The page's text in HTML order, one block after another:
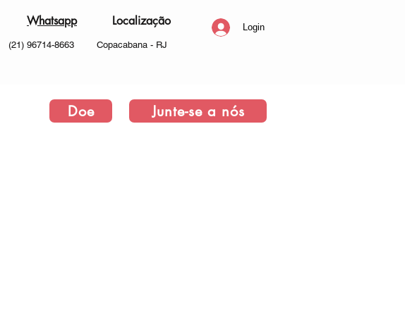
Whatsapp
(21) 96714-8663
Localização
Copacabana - RJ
Login
Doe Junte-se a nós